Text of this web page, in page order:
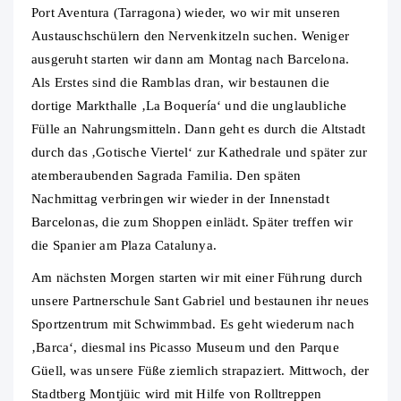
Port Aventura (Tarragona) wieder, wo wir mit unseren
Austauschschülern den Nervenkitzeln suchen. Weniger
ausgeruht starten wir dann am Montag nach Barcelona.
Als Erstes sind die Ramblas dran, wir bestaunen die
dortige Markthalle ‚La Boquería‘ und die unglaubliche
Fülle an Nahrungsmitteln. Dann geht es durch die Altstadt
durch das ‚Gotische Viertel‘ zur Kathedrale und später zur
atemberaubenden Sagrada Familia. Den späten
Nachmittag verbringen wir wieder in der Innenstadt
Barcelonas, die zum Shoppen einlädt. Später treffen wir
die Spanier am Plaza Catalunya.
Am nächsten Morgen starten wir mit einer Führung durch
unsere Partnerschule Sant Gabriel und bestaunen ihr neues
Sportzentrum mit Schwimmbad. Es geht wiederum nach
‚Barca‘, diesmal ins Picasso Museum und den Parque
Güell, was unsere Füße ziemlich strapaziert. Mittwoch, der
Stadtberg Montjüic wird mit Hilfe von Rolltreppen